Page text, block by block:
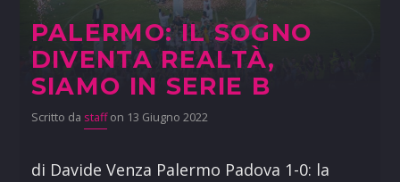
PALERMO: IL SOGNO
DIVENTA REALTÀ,
SIAMO IN SERIE B
Scritto da staffon 13 Giugno 2022
di Davide Venza Palermo Padova 1-0: la